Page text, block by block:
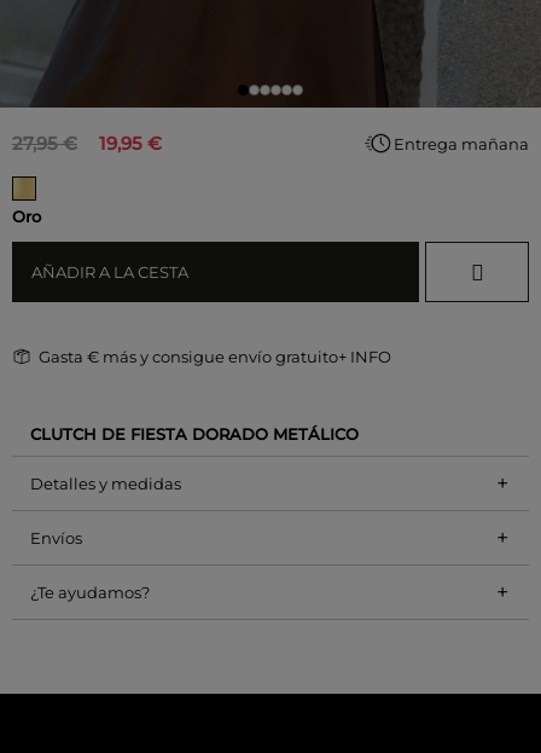
19,95 €
27,95 €
Oro
AÑADIR A LA CESTA
Entrega mañana
Gasta € más y consigue envío gratuito+ INFO
CLUTCH DE FIESTA DORADO METÁLICO
Detalles y medidas +
Envíos +
¿Te ayudamos? +